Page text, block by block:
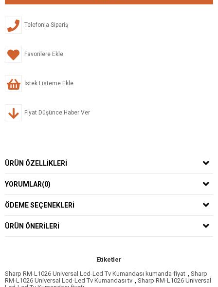
Telefonla Sipariş
Favorilere Ekle
İstek Listeme Ekle
Fiyat Düşünce Haber Ver
ÜRÜN ÖZELLIKLERI
YORUMLAR(0)
ÖDEME SEÇENEKLERI
ÜRÜN ÖNERILERI
Etiketler
Sharp RM-L1026 Universal Lcd-Led Tv Kumandası kumanda fiyat , Sharp
RM-L1026 Universal Lcd-Led Tv Kumandası tv , Sharp RM-L1026 Universal